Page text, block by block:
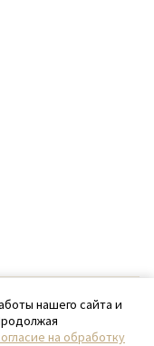
87
нашего сайта и
на обработку